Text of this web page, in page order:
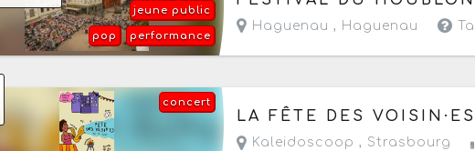
jeune public
performance
pop
Haguenau , Haguenau
concert
Le vendredi 4 septembre 2026
LA FÊTE DES
Kaleidoscoop , Strasbourg